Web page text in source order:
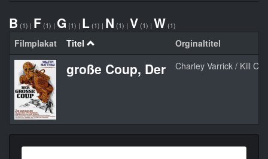
B (1) | F (1) | G (1) | L (1) | N (1) | V (1) | W (1)
Filmplakat Titel Orginaltitel
große Coup, Der Charley Varrick / Kill